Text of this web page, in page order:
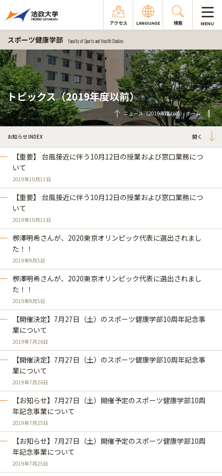
アクセス LANGUAGE 検索 MENU
スポーツ健康学部 Faculty of Sports and Health Studies
トピックス（2019年度以前）
ニュース（2019年度以前） ホーム
お知らせ INDEX
【重要】 台風接近に伴う10月12日の授業および窓口業務につ
いて
2019年10月11日
【重要】 台風接近に伴う10月12日の授業および窓口業務につ
いて
2019年10月11日
栁澤明希さんが、2020東京オリンピック代表に選出されまし
た！！
2019年9月5日
栁澤明希さんが、2020東京オリンピック代表に選出されまし
た！！
2019年9月5日
【開催決定】7月27日（土）のスポーツ健康学部10周年記念事
業について
2019年7月26日
【開催決定】7月27日（土）のスポーツ健康学部10周年記念事
業について
2019年7月26日
【お知らせ】7月27日（土）開催予定のスポーツ健康学部10周
年記念事業について
2019年7月25日
【お知らせ】7月27日（土）開催予定のスポーツ健康学部10周
年記念事業について
2019年7月25日